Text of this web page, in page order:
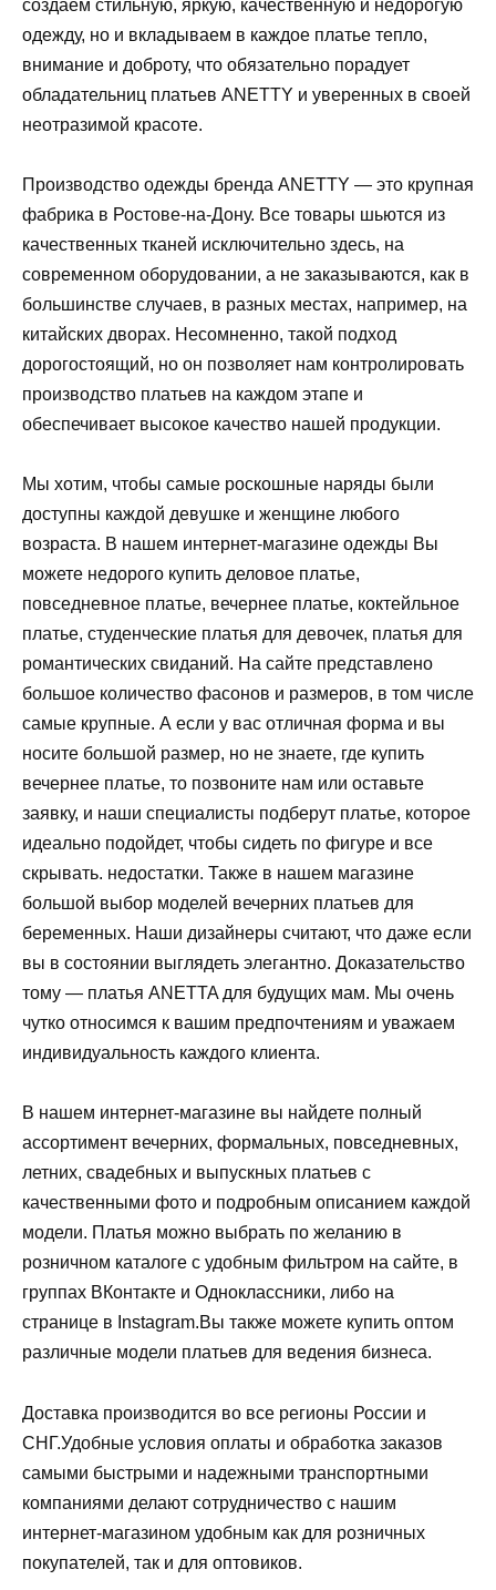
создаем стильную, яркую, качественную и недорогую
одежду, но и вкладываем в каждое платье тепло,
внимание и доброту, что обязательно порадует
обладательниц платьев ANETTY и уверенных в своей
неотразимой красоте.
Производство одежды бренда ANETTY — это крупная
фабрика в Ростове-на-Дону. Все товары шьются из
качественных тканей исключительно здесь, на
современном оборудовании, а не заказываются, как в
большинстве случаев, в разных местах, например, на
китайских дворах. Несомненно, такой подход
дорогостоящий, но он позволяет нам контролировать
производство платьев на каждом этапе и
обеспечивает высокое качество нашей продукции.
Мы хотим, чтобы самые роскошные наряды были
доступны каждой девушке и женщине любого
возраста. В нашем интернет-магазине одежды Вы
можете недорого купить деловое платье,
повседневное платье, вечернее платье, коктейльное
платье, студенческие платья для девочек, платья для
романтических свиданий. На сайте представлено
большое количество фасонов и размеров, в том числе
самые крупные. А если у вас отличная форма и вы
носите большой размер, но не знаете, где купить
вечернее платье, то позвоните нам или оставьте
заявку, и наши специалисты подберут платье, которое
идеально подойдет, чтобы сидеть по фигуре и все
скрывать. недостатки. Также в нашем магазине
большой выбор моделей вечерних платьев для
беременных. Наши дизайнеры считают, что даже если
вы в состоянии выглядеть элегантно. Доказательство
тому — платья ANETTA для будущих мам. Мы очень
чутко относимся к вашим предпочтениям и уважаем
индивидуальность каждого клиента.
В нашем интернет-магазине вы найдете полный
ассортимент вечерних, формальных, повседневных,
летних, свадебных и выпускных платьев с
качественными фото и подробным описанием каждой
модели. Платья можно выбрать по желанию в
розничном каталоге с удобным фильтром на сайте, в
группах ВКонтакте и Одноклассники, либо на
странице в Instagram.Вы также можете купить оптом
различные модели платьев для ведения бизнеса.
Доставка производится во все регионы России и
СНГ.Удобные условия оплаты и обработка заказов
самыми быстрыми и надежными транспортными
компаниями делают сотрудничество с нашим
интернет-магазином удобным как для розничных
покупателей, так и для оптовиков.